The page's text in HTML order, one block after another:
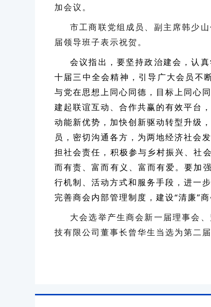
加会议。
市工商联党组成员、副主席韩少
届领导班子表示祝贺。
会议指出， 要坚持政治建会，认
十届三中全会精神，引导广大会员 不
与党在思想上同心同德，目标上同心
建起联谊互动、合作共赢的有效平台
动能新优势，加快创新驱动转型升级
员，密切沟通各方，为两地经济社会
担社会责任，积极参与乡村振兴、社
而有责、富而有义、富而有爱。要加
行机制、活动方式和服务手段，进一
完善商会内部管理制度，建设“清廉”商
大会选举产生商会新一届理事会
技有限公司董事长曾华生当选为第二